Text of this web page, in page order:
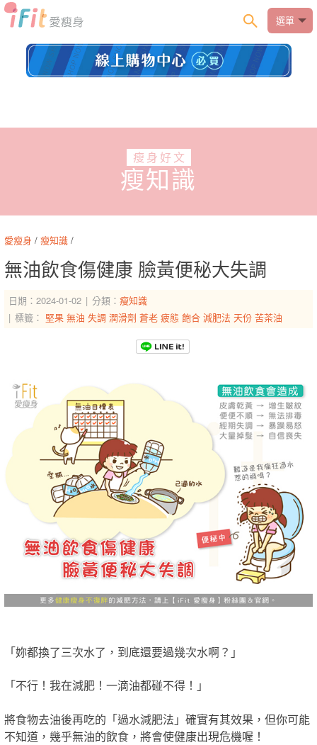
選單
瘦身好文
瘦知識
愛瘦身 / 瘦知識 /
無油飲食傷健康 臉黃便秘大失調
日期：2024-01-02 分類： 瘦知識
標籤： 堅果 無油 失調 潤滑劑 蒼老 疲態 飽合 減肥法 天份 苦茶油
「妳都換了三次水了，到底還要過幾次水啊？」
「不行！我在減肥！一滴油都碰不得！」
將食物去油後再吃的「過水減肥法」確實有其效果，但你可能
不知道，幾乎無油的飲食，將會使健康出現危機喔！